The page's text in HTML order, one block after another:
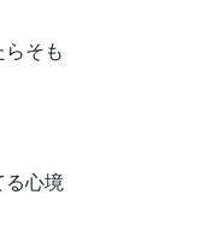
そも
る心境